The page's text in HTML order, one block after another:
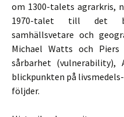
om 1300-talets agrarkris,
1970-talet till det
samhällsvetare och
Michael Watts och
sårbarhet (vulnerability),
blickpunkten på
följder.